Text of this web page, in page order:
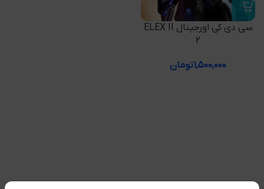
سی دی کی اورجینال ELEX II
2
۱,۵۰۰,۰۰۰تومان